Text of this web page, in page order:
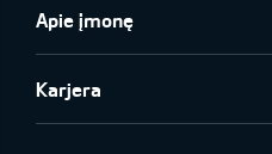
Apie įmonę
Karjera